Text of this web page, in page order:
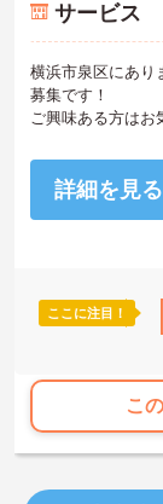
資格取得サポート
サービス
横浜市泉区にあり
募集です！
ご興味ある方はお
詳細を見る
ここに注目！
こ